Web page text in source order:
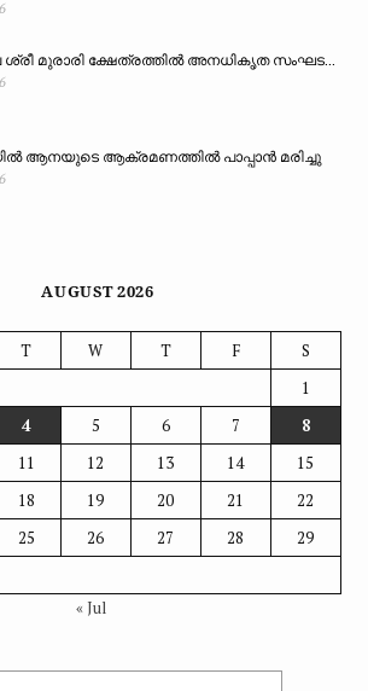
മുരാരി ക്ഷേത്രത്തിൽ അനധികൃത സംഘട...
ആനയുടെ ആക്രമണത്തിൽ പാപ്പാൻ മരിച്ചു
AUGUST 2026
T W T F
S
1
4 5 6 7
8
11 12 13 14
15
18 19 20 21
22
25 26 27 28
29
« Jul